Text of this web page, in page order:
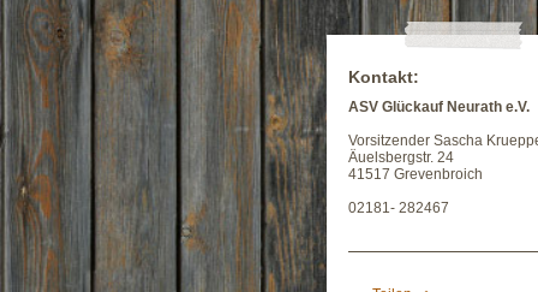
Kontakt:
ASV Glückauf Neurath e.V.
Vorsitzender Sascha
Äuelsbergstr. 24
41517 Grevenbroich
02181- 282467